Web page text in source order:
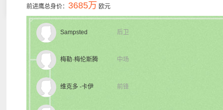
前进鹰总身价： 3685万 欧元
后卫
Sampsted
中场
梅勒·梅伦斯腾
前锋
维克多 -卡伊